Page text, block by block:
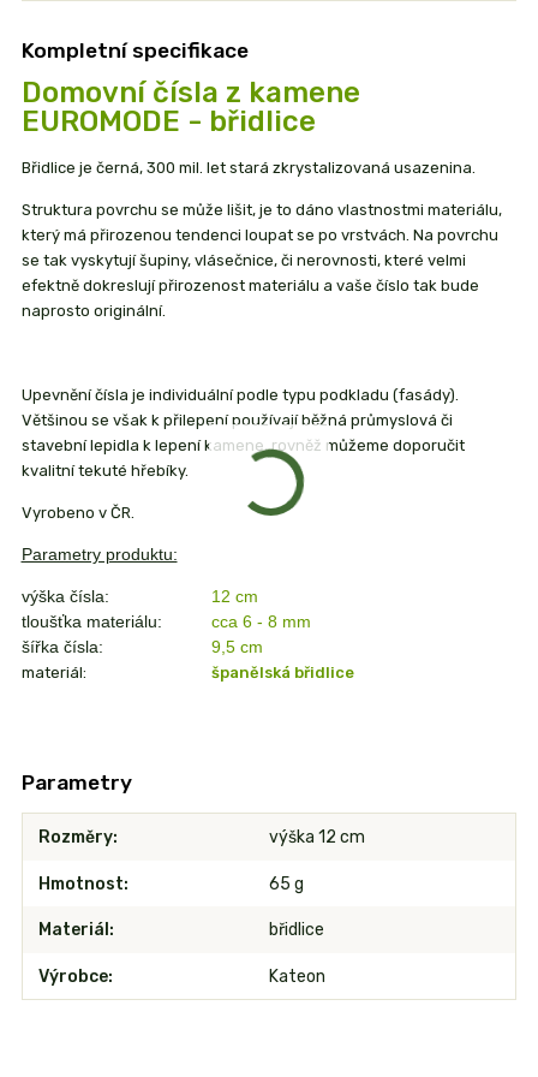
Kompletní specifikace
Domovní čísla z kamene
EUROMODE - břidlice
Břidlice je černá, 300 mil. let stará zkrystalizovaná usazenina.
Struktura povrchu se může lišit, je to dáno vlastnostmi materiálu,
který má přirozenou tendenci loupat se po vrstvách. Na povrchu
se tak vyskytují šupiny, vlásečnice, či nerovnosti, které velmi
efektně dokreslují přirozenost materiálu a vaše číslo tak bude
naprosto originální.
Upevnění čísla je individuální podle typu podkladu (fasády).
Většinou se však k přilepení používají běžná průmyslová či
stavební lepidla k lepení kamene, rovněž můžeme doporučit
kvalitní tekuté hřebíky.
Vyrobeno v ČR.
Parametry produktu:
výška čísla:
12 cm
tloušťka materiálu:
cca 6 - 8 mm
šířka čísla:
9,5 cm
materiál: španělská břidlice
Parametry
Rozměry výška 12 cm
Hmotnost 65 g
Materiál břidlice
Výrobce Kateon